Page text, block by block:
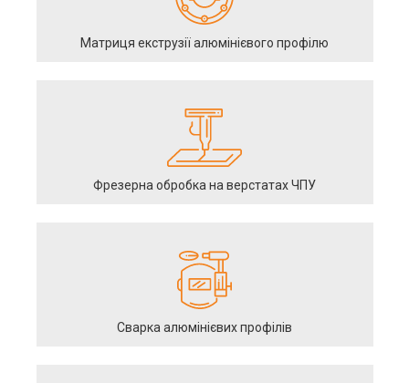
Матриця екструзії алюмінієвого профілю
Фрезерна обробка на верстатах ЧПУ
Сварка алюмінієвих профілів